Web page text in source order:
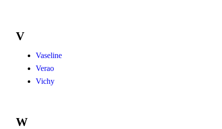
V
Vaseline
Verao
Vichy
W